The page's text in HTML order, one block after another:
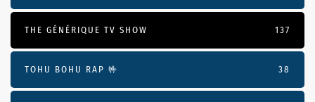
THE GÉNÉRIQUE TV SHOW 137
TOHU BOHU RAP 🤟 38